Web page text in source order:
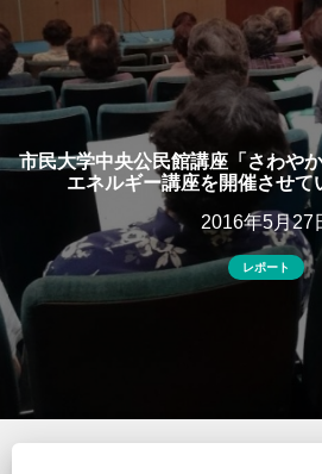
市民大学中央公民館講座「さわや
エネルギー講座を開催させて
2016年5月27
レポート